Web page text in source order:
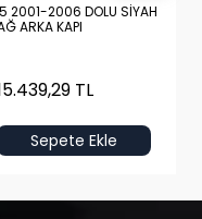
2001-2006 DOLU SİYAH
ARKA KAPI
TL
Sepete Ekle